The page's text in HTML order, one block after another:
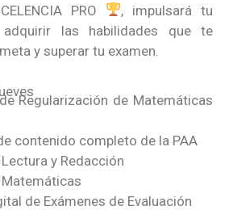
PRO
, impulsará tu
adquirir las habilidades que te
y superar tu examen.
Regularización de Matemáticas
contenido completo de la PAA
y Redacción
de Exámenes de Evaluación